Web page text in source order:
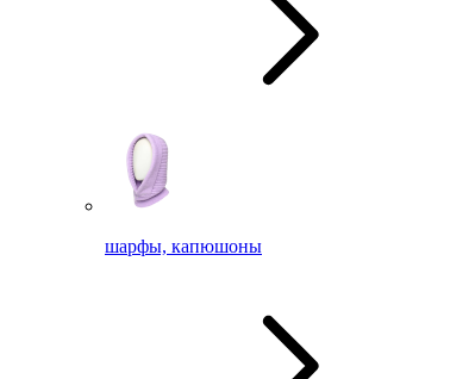
шарфы, капюшоны